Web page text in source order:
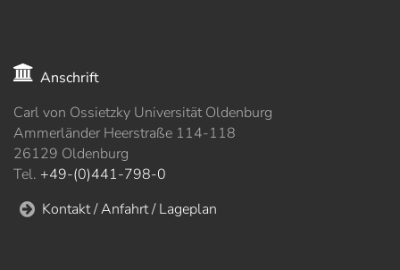
Anschrift
Carl von Ossietzky Universität Oldenburg
Ammerländer Heerstraße 114-118
26129 Oldenburg
Tel. +49-(0)441-798-0
Kontakt / Anfahrt / Lageplan